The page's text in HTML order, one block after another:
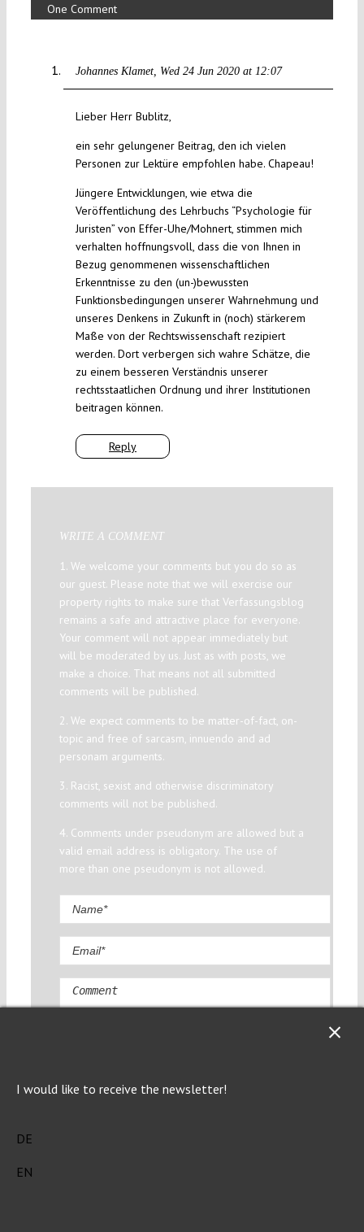
One Comment
Johannes Klamet Wed 24 Jun 2020 at 12:07
Reply
Lieber Herr Bublitz,
ein sehr gelungener Beitrag, den ich vielen
Personen zur Lektüre empfohlen habe. Chapeau!
Jüngere Entwicklungen, wie etwa die
Veröffentlichung des Lehrbuchs “Psychologie für
Juristen” von Effer-Uhe/Mohnert, stimmen mich
verhalten hoffnungsvoll, dass die von Ihnen in
Bezug genommenen wissenschaftlichen
Erkenntnisse zu den (un-)bewussten
Funktionsbedingungen unserer Wahrnehmung und
unseres Denkens in Zukunft in (noch) stärkerem
Maße von der Rechtswissenschaft rezipiert
werden. Dort verbergen sich wahre Schätze, die
zu einem besseren Verständnis unserer
rechtsstaatlichen Ordnung und ihrer Institutionen
beitragen können.
WRITE A COMMENT
1. We welcome your comments but you do so as
our guest. Please note that we will exercise our
property rights to make sure that Verfassungsblog
remains a safe and attractive place for everyone.
Your comment will not appear immediately but
will be moderated by us. Just as with posts, we
make a choice. That means not all submitted
comments will be published.
2. We expect comments to be matter-of-fact, on-
topic and free of sarcasm, innuendo and ad
personam arguments.
3. Racist, sexist and otherwise discriminatory
comments will not be published.
4. Comments under pseudonym are allowed but a
valid email address is obligatory. The use of
more than one pseudonym is not allowed.
Comment
I would like to receive the newsletter!
DE
EN